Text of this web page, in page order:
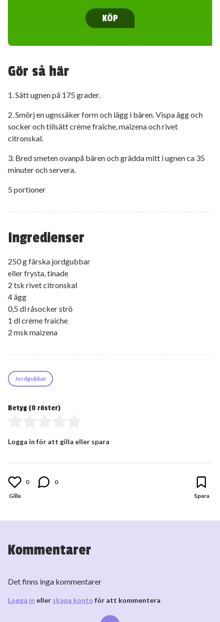
Ingredienser
250 g färska jordgubbar
eller frysta, tinade
2 tsk rivet citronskal
4 ägg
0,5 dl råsocker strö
1 dl crème fraîche
2 msk maizena
KÖP
Gör så här
1. Sätt ugnen på 175 grader.
2. Smörj en ugnssäker form och lägg i bären. Vispa ägg och
socker och tillsätt crème fraîche, maizena och rivet
citronskal.
3. Bred smeten ovanpå bären och grädda mitt i ugnen ca 35
minuter och servera.
5 portioner
Jordgubbar
Betyg (0 röster)
Logga in för att gilla eller spara
0 0
Kommentarer
Det finns inga kommentarer
Logga in eller skapa konto för att kommentera